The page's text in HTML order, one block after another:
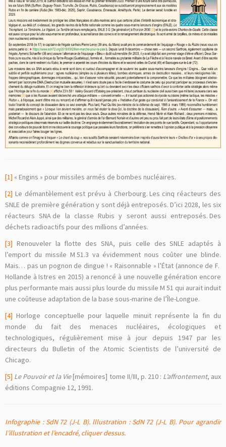
[1] « Engins » pour missiles armés de bombes nucléaires.
[2] Le démantèlement est prévu à Cherbourg. Les cinq réacteurs des
SNLE de première génération y sont déjà entreposés. D’ici 2028, les six
réacteurs SNA de la classe Rubis y seront aussi entreposés. Des
déchets radioactifs pour des millions d’années.
[3] Renouveler la flotte des SNA, puis celle des SNLE adaptés à
l’emport du missile M 51.3 va évidemment nous coûter une blinde.
Mais… pas un pognon de dingue ! « Raisonnable » l’État (annonce de F.
Hollande à Istres en 2015) a renoncé à une nouvelle génération encore
plus performante mais aussi plus lourde du missile M 51 qui aurait induit
une coûteuse adaptation de la base sous-marine de l’Île-Longue.
[4] Horloge conceptuelle pour laquelle minuit représente la fin du
monde du fait des menaces nucléaires, écologiques et
technologiques, régulièrement mise à jour depuis 1947 par les
directeurs du Bulletin of the Atomic Scientists de l’université de
Chicago.
[5] Le Pouvoir et la Vie[mémoires] tome II/III, p. 210 : L’affrontement, aux
éditions Compagnie 12, 1991.
Infographie : SdN 72 (J-L B). lllustration : SdN 72 (J-L B). Pour agrandir
l’illustration et l’encadré, cliquer dessus.